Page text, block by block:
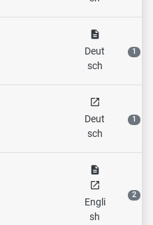
description
Deut
sch
1
open_in_new
Deut
sch
1
description
open_in_new
Engli
sh
2